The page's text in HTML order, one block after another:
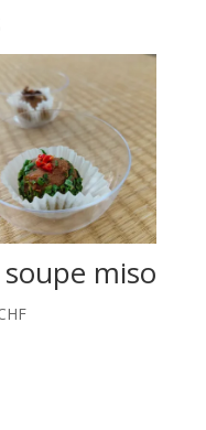
soupe miso